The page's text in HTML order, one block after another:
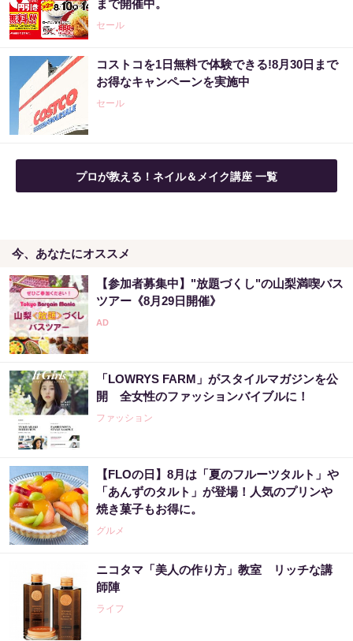
まで開催中。
セール
コストコを1日無料で体験できる!8月30日まで
お得なキャンペーンを実施中
セール
プロが教える！ネイル＆メイク講座 一覧
今、あなたにオススメ
【参加者募集中】"放題づくし"の山梨満喫バス
ツアー《8月29日開催》
「LOWRYS FARM」がスタイルマガジンを公
開 全女性のファッションバイブルに！
ファッション
【FLOの日】8月は「夏のフルーツタルト」や
「あんずのタルト」が登場！人気のプリンや
焼き菓子もお得に。
グルメ
ニコタマ「美人の作り方」教室 リッチな講
師陣
ライフ